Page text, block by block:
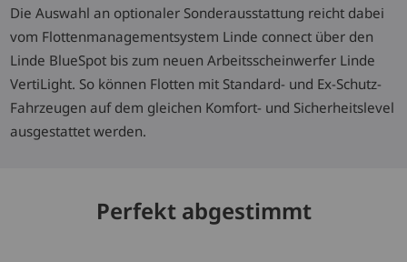
Die Auswahl an optionaler Sonderausstattung reicht dabei
vom Flottenmanagementsystem Linde connect über den
Linde BlueSpot bis zum neuen Arbeitsscheinwerfer Linde
VertiLight. So können Flotten mit Standard- und Ex-Schutz-
Fahrzeugen auf dem gleichen Komfort- und Sicherheitslevel
ausgestattet werden.
Perfekt abgestimmt